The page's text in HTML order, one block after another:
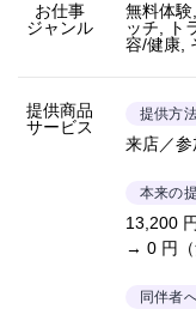
お仕事
ジャンル
無料体
ッチ, ト
容/健康,
提供商品
サービス
提供方
来店／参
本来の
13,200
→ 0 円（
同伴者